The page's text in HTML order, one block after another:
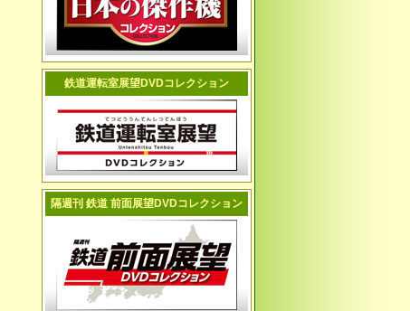
鉄道運転室展望DVDコレクション
隔週刊 鉄道 前面展望DVDコレクション